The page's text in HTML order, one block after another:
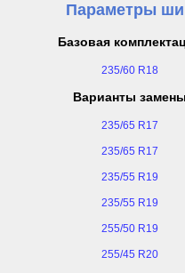
Параметры
Базовая
235/60 R18
Варианты замены
235/65 R17
235/65 R17
235/55 R19
235/55 R19
255/50 R19
255/45 R20